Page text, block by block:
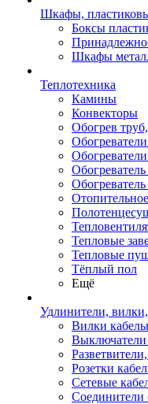
Шкафы,
Боксы
Шкафы
Теплотехника
Камины
Конвекторы
Обогрев
Тепловые
Тепловые
Тёплый пол
Ещё
Удлинители,
Вилки
Выключатели
Розетки
Сетевые
Соединители